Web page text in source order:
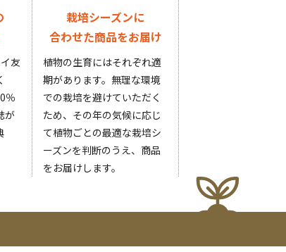
友
％
が
栽培シーズンに
合わせた商品をお届け
植物の生育にはそれぞれ適
期があります。無理な環境
での栽培を避けていただく
ため、その年の気候に応じ
て植物ごとの最適な栽培シ
ーズンを判断のうえ、商品
をお届けします。